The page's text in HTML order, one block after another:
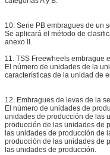
10. Serie PB embragues de un
Se aplicará el método de
anexo II.
11. TSS Freewheels embrague
El número de unidades de la
características de la unidad de
12. Embragues de levas de la
El número de unidades de
unidades de producción de las
producción de las unidades de
las unidades de producción de
producción de las unidades de
las unidades de producción.